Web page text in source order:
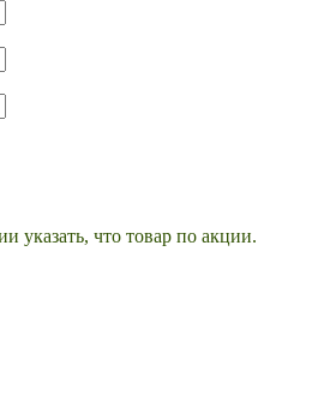
указать, что товар по акции.